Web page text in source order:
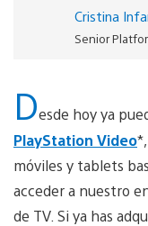
Cristina
Senior
Desde hoy ya
PlayStation Video
móviles y tablets
acceder a nuestro
de TV. Si ya has